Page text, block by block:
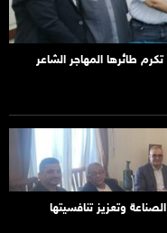
طائرها المهاجر الشاعر
وتعزيز تنافسيتها